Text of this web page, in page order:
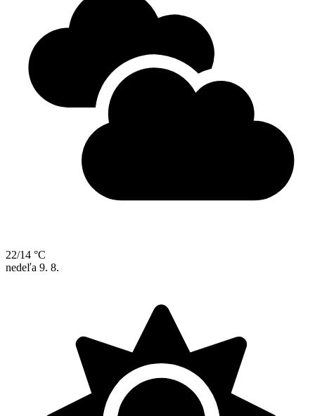
22/14 °C
nedeľa 9. 8.